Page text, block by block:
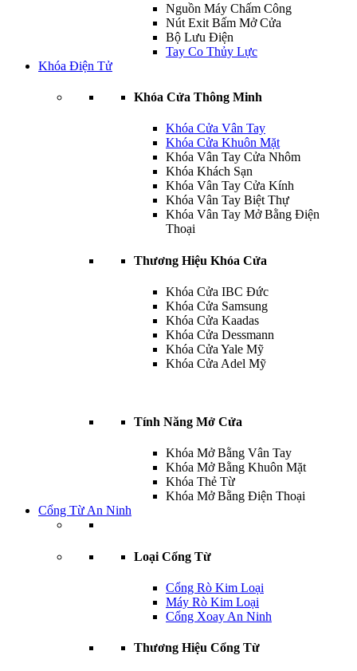
Nguồn Máy Chấm Công
Nút Exit Bấm Mở Cửa
Bộ Lưu Điện
Tay Co Thủy Lực
Khóa Điện Tử
Khóa Cửa Thông Minh
Khóa Cửa Vân Tay
Khóa Cửa Khuôn Mặt
Khóa Vân Tay Cửa Nhôm
Khóa Khách Sạn
Khóa Vân Tay Cửa Kính
Khóa Vân Tay Biệt Thự
Khóa Vân Tay Mở Bằng Điện
Thoại
Thương Hiệu Khóa Cửa
Khóa Cửa IBC Đức
Khóa Cửa Samsung
Khóa Cửa Kaadas
Khóa Cửa Dessmann
Khóa Cửa Yale Mỹ
Khóa Cửa Adel Mỹ
Tính Năng Mở Cửa
Khóa Mở Bằng Vân Tay
Khóa Mở Bằng Khuôn Mặt
Khóa Thẻ Từ
Khóa Mở Bằng Điện Thoại
Cổng Từ An Ninh
Loại Cổng Từ
Cổng Rò Kim Loại
Máy Rò Kim Loại
Cổng Xoay An Ninh
Thương Hiệu Cổng Từ